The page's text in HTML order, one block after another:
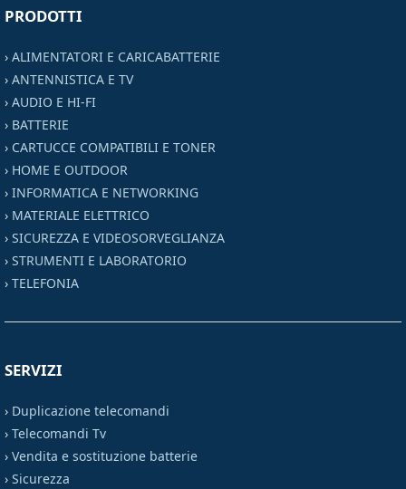
PRODOTTI
› ALIMENTATORI E CARICABATTERIE
› ANTENNISTICA E TV
› AUDIO E HI-FI
› BATTERIE
› CARTUCCE COMPATIBILI E TONER
› HOME E OUTDOOR
› INFORMATICA E NETWORKING
› MATERIALE ELETTRICO
› SICUREZZA E VIDEOSORVEGLIANZA
› STRUMENTI E LABORATORIO
› TELEFONIA
SERVIZI
› Duplicazione telecomandi
› Telecomandi Tv
› Vendita e sostituzione batterie
› Sicurezza